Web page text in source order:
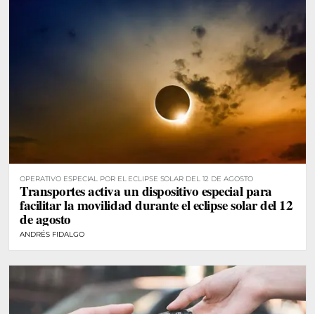
OPERATIVO ESPECIAL POR EL ECLIPSE SOLAR DEL 12 DE AGOSTO
Transportes activa un dispositivo especial para
facilitar la movilidad durante el eclipse solar del 12
de agosto
ANDRÉS FIDALGO